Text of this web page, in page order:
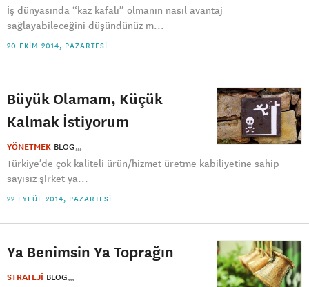
İş dünyasında “kaz kafalı” olmanın nasıl avantaj
sağlayabileceğini düşündünüz m...
20 EKIM 2014, PAZARTESI
Büyük Olamam, Küçük
Kalmak İstiyorum
YÖNETMEK BLOG
Türkiye’de çok kaliteli ürün/hizmet üretme kabiliyetine sahip
sayısız şirket ya...
22 EYLÜL 2014, PAZARTESI
Ya Benimsin Ya Toprağın
STRATEJİ BLOG